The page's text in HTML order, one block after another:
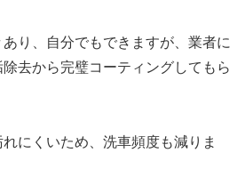
り、自分でもできますが、業者に
去から完璧コーティングしてもら
にくいため、洗車頻度も減りま